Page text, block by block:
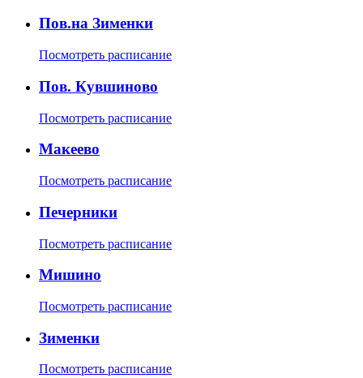
Пов.на Зименки
Посмотреть расписание
Пов. Кувшиново
Посмотреть расписание
Макеево
Посмотреть расписание
Печерники
Посмотреть расписание
Мишино
Посмотреть расписание
Зименки
Посмотреть расписание